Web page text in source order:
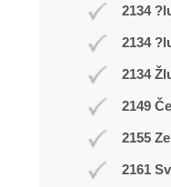
2134
2134
2134
2149
2155
2161